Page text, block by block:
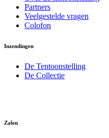
Partners
Veelgestelde vragen
Colofon
Inzendingen
De Tentoonstelling
De Collectie
Zalen